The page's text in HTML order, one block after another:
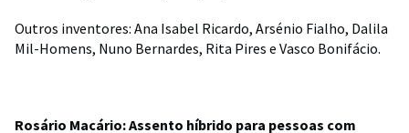
Outros inventores: Ana Isabel Ricardo, Arsénio Fialho, Dalila
Mil-Homens, Nuno Bernardes, Rita Pires e Vasco Bonifácio.
Rosário Macário: Assento híbrido para pessoas com